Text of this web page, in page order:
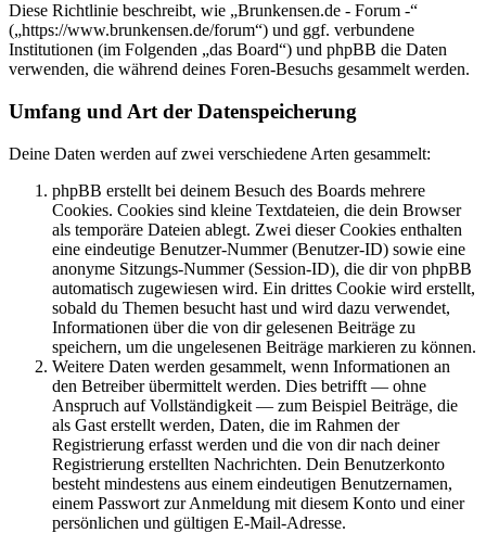
Diese Richtlinie beschreibt, wie „Brunkensen.de - Forum -“
(„https://www.brunkensen.de/forum“) und ggf. verbundene
Institutionen (im Folgenden „das Board“) und phpBB die Daten
verwenden, die während deines Foren-Besuchs gesammelt werden.
Umfang und Art der Datenspeicherung
Deine Daten werden auf zwei verschiedene Arten gesammelt:
phpBB erstellt bei deinem Besuch des Boards mehrere
Cookies. Cookies sind kleine Textdateien, die dein Browser
als temporäre Dateien ablegt. Zwei dieser Cookies enthalten
eine eindeutige Benutzer-Nummer (Benutzer-ID) sowie eine
anonyme Sitzungs-Nummer (Session-ID), die dir von phpBB
automatisch zugewiesen wird. Ein drittes Cookie wird erstellt,
sobald du Themen besucht hast und wird dazu verwendet,
Informationen über die von dir gelesenen Beiträge zu
speichern, um die ungelesenen Beiträge markieren zu können.
Weitere Daten werden gesammelt, wenn Informationen an
den Betreiber übermittelt werden. Dies betrifft — ohne
Anspruch auf Vollständigkeit — zum Beispiel Beiträge, die
als Gast erstellt werden, Daten, die im Rahmen der
Registrierung erfasst werden und die von dir nach deiner
Registrierung erstellten Nachrichten. Dein Benutzerkonto
besteht mindestens aus einem eindeutigen Benutzernamen,
einem Passwort zur Anmeldung mit diesem Konto und einer
persönlichen und gültigen E-Mail-Adresse.